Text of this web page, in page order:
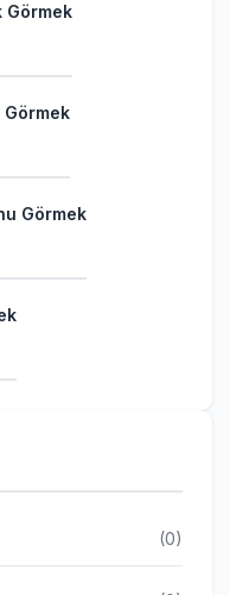
Görmek
Görmek
Görmek
(0)